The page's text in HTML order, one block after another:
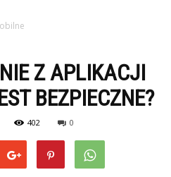
Z APLIKACJI
BEZPIECZNE?
402 0